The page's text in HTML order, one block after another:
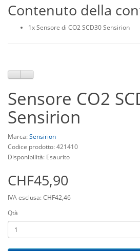
Contenuto della
1x Sensore di CO2 SCD30 Sensirion
Sensore CO2
Sensirion
Marca:Sensirion
Codice prodotto: 421410
Disponibilità: Esaurito
CHF45,90
IVA esclusa: CHF42,46
Qtà